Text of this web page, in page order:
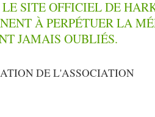
DE L'ASSOCIATION